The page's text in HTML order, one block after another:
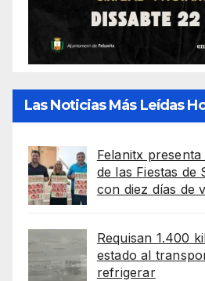
Las Noticias Más Leídas
Felanitx
de las Fiestas de
con diez días de
Requisan 1.400
estado al
refrigerar